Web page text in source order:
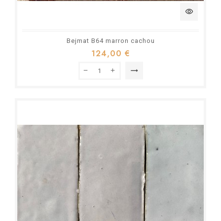
visibility
Bejmat B64 marron cachou
124,00 €
trending_flat